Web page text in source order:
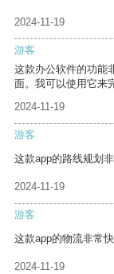
2024-11-19
游客
这款办公软件的功能
面。我可以使用它来
2024-11-19
游客
这款app的路线规划
2024-11-19
游客
这款app的物流非常
2024-11-19